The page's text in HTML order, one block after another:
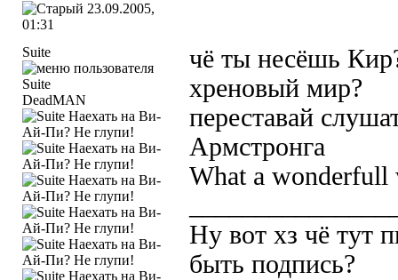
23.09.2005,
01:31
Suite
DeadMAN
чё ты несёшь
хреновый мир?
переставай
Армстронга
What a wonderfull
Ну вот хз чё тут
быть подпись?